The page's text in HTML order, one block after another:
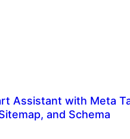
Assistant with Meta
and Schema